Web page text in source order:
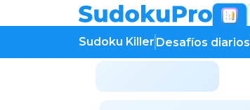
Sudoku Killer Desafíos diarios